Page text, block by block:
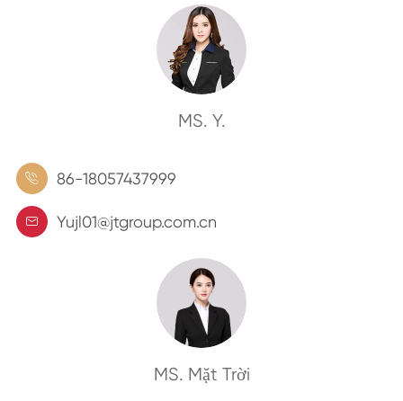
MS. Y.
 86-18057437999
 Yujl01@jtgroup.com.cn
MS. Mặt Trời